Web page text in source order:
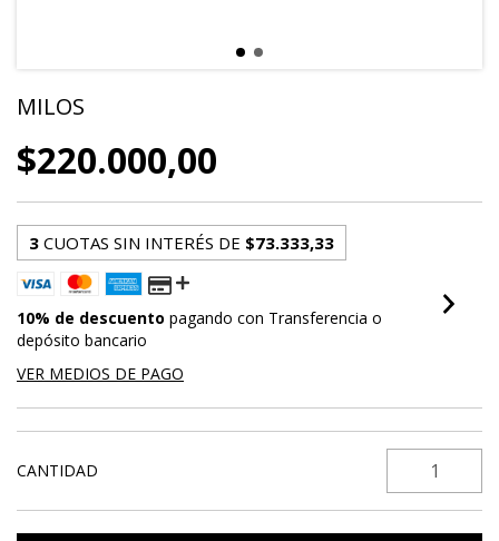
MILOS
$220.000,00
3 CUOTAS SIN INTERÉS DE $73.333,33
10% de descuento pagando con Transferencia o
depósito bancario
VER MEDIOS DE PAGO
CANTIDAD